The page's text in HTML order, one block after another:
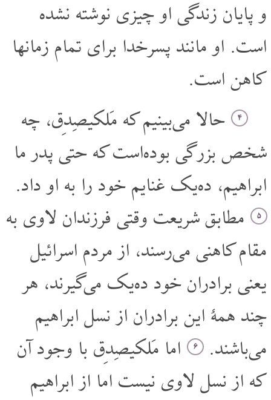
و پایان زندگی او چیزی نوشته نشده
است. او مانند پسر‌خدا برای تمام زمانها
کاهن است.
۴ حالا می‌بینیم که مَلکیصِدِق، چه
شخص بزرگی بوده‌است که حتی پدر ما
ابراهیم، ده‌یک غنایم خود را به او داد.
۵ مطابق شریعت وقتی فرزندان لاوی به
مقام کاهنی می‌رسند، از مردم اسرائیل
یعنی برادران خود ده‌یک می‌گیرند، هر
چند همۀ این برادران از نسل ابراهیم
می‌باشند.
۶ اما مَلکیصِدِق با وجود آن
که از نسل لاوی نیست اما از ابراهیم